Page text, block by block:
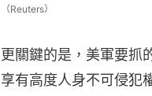
（Reuters）
更關鍵的是，美軍要抓
享有高度人身不可侵犯